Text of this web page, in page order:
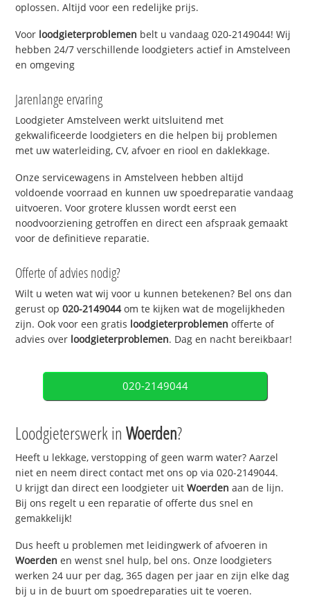
oplossen. Altijd voor een redelijke prijs.
Voor loodgieterproblemen belt u vandaag 020-2149044! Wij
hebben 24/7 verschillende loodgieters actief in Amstelveen
en omgeving
Jarenlange ervaring
Loodgieter Amstelveen werkt uitsluitend met
gekwalificeerde loodgieters en die helpen bij problemen
met uw waterleiding, CV, afvoer en riool en daklekkage.
Onze servicewagens in Amstelveen hebben altijd
voldoende voorraad en kunnen uw spoedreparatie vandaag
uitvoeren. Voor grotere klussen wordt eerst een
noodvoorziening getroffen en direct een afspraak gemaakt
voor de definitieve reparatie.
Offerte of advies nodig?
Wilt u weten wat wij voor u kunnen betekenen? Bel ons dan
gerust op020-2149044om te kijken wat de mogelijkheden
zijn. Ook voor een gratis loodgieterproblemen offerte of
advies over loodgieterproblemen. Dag en nacht bereikbaar!
020-2149044
Loodgieterswerk inWoerden?
Heeft u lekkage, verstopping of geen warm water? Aarzel
niet en neem direct contact met ons op via 020-2149044.
U krijgt dan direct een loodgieter uitWoerden aan de lijn.
Bij ons regelt u een reparatie of offerte dus snel en
gemakkelijk!
Dus heeft u problemen met leidingwerk of afvoeren in
Woerden en wenst snel hulp, bel ons. Onze loodgieters
werken 24 uur per dag, 365 dagen per jaar en zijn elke dag
bij u in de buurt om spoedreparaties uit te voeren.